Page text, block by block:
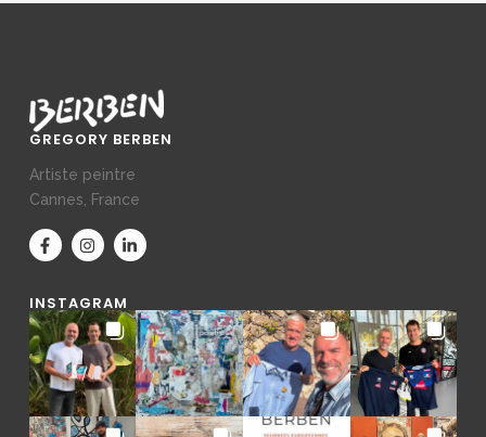
GREGORY BERBEN
Artiste peintre
Cannes, France
INSTAGRAM